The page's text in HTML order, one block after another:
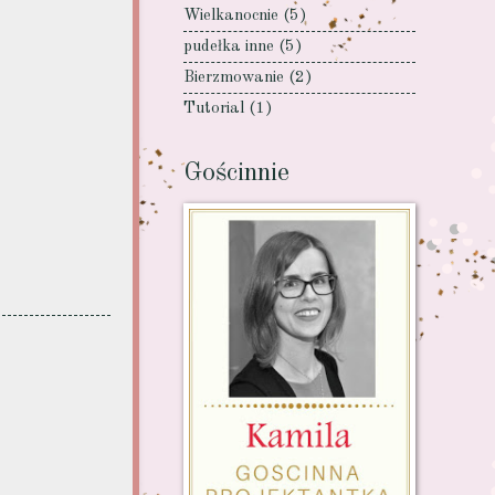
Wielkanocnie (5)
pudełka inne (5)
Bierzmowanie (2)
Tutorial (1)
Gościnnie